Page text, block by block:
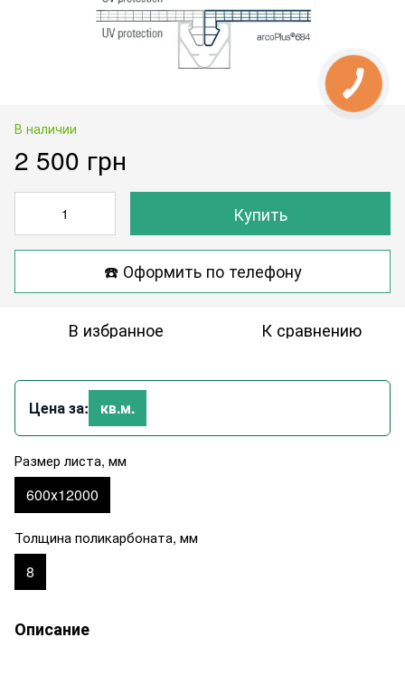
В наличии
2 500 грн
Купить
☎️ Оформить по телефону
В избранное К сравнению
Цена за: кв.м.
Размер листа, мм
600х12000
Толщина поликарбоната, мм
8
Описание